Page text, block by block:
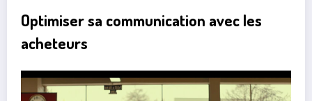
Optimiser sa communication avec les
acheteurs